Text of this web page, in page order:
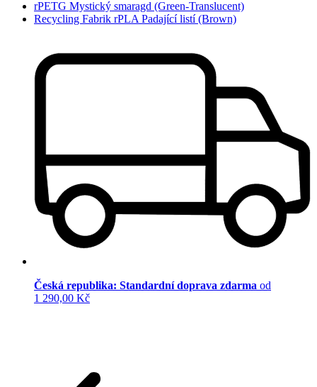
rPETG Mystický smaragd (Green-Translucent)
Recycling Fabrik rPLA Padající listí (Brown)
Česká republika: Standardní doprava zdarma od
1 290,00 Kč